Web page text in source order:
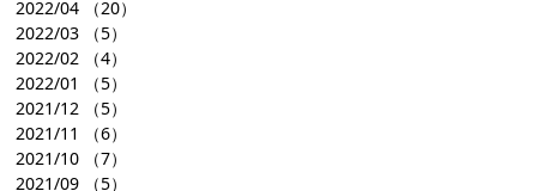
2022/04 （20）
2022/03 （5）
2022/02 （4）
2022/01
（5）
2021/12 （5）
2021/11
（6）
2021/10 （7）
2021/09 （5）